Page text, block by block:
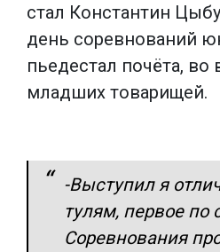
стал Константин
день соревнований
пьедестал почёта, во
младших товарищей.
-Выступил я
тулям, первое по
Соревнования